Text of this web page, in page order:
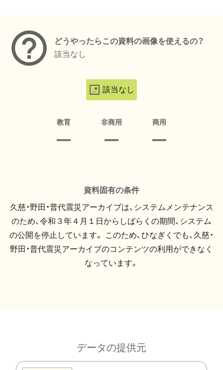
どうやったらこの資料の画像を使えるの？
該当なし
該当なし
教育 非商用 商用
資料固有の条件
久慈・野田・普代震災アーカイブは、システムメンテナンス
のため、令和３年４月１日からしばらくの期間、システム
の公開を停止しています。 このため、ひなぎくでも、久慈・
野田・普代震災アーカイブのコンテンツの利用ができなく
なっています。
データの提供元